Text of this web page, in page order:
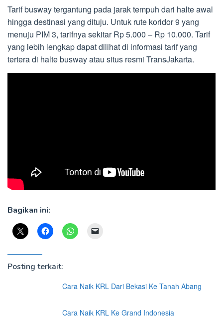
Tarif busway tergantung pada jarak tempuh dari halte awal
hingga destinasi yang dituju. Untuk rute koridor 9 yang
menuju PIM 3, tarifnya sekitar Rp 5.000 – Rp 10.000. Tarif
yang lebih lengkap dapat dilihat di informasi tarif yang
tertera di halte busway atau situs resmi TransJakarta.
Bagikan ini:
Posting terkait:
Cara Naik KRL Dari Bekasi Ke Tanah Abang
Cara Naik KRL Ke Grand Indonesia